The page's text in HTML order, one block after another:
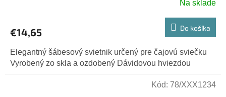
Na sklade
€14,65 Do košíka
Elegantný šábesový svietnik určený pre čajovú sviečku
Vyrobený zo skla a ozdobený Dávidovou hviezdou
Kód: 78/XXX1234